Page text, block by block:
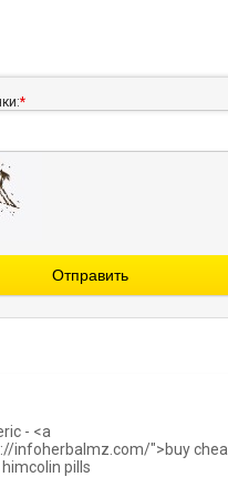
*
Отправить
- <a
infoherbalmz.com/">buy
pills